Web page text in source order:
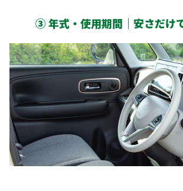
③ 年式・使用期間｜安さだけ